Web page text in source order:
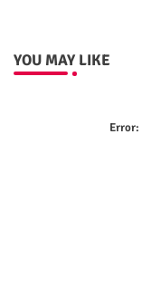
YOU MAY LIKE
Error: